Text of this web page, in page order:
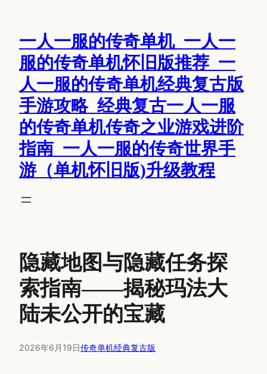
一人一服的传奇单机_一人一
服的传奇单机怀旧版推荐_一
人一服的传奇单机经典复古版
手游攻略_经典复古一人一服
的传奇单机传奇之业游戏进阶
指南_一人一服的传奇世界手
游（单机怀旧版)升级教程
隐藏地图与隐藏任务探
索指南——揭秘玛法大
陆未公开的宝藏
2026年6月19日传奇单机经典复古版